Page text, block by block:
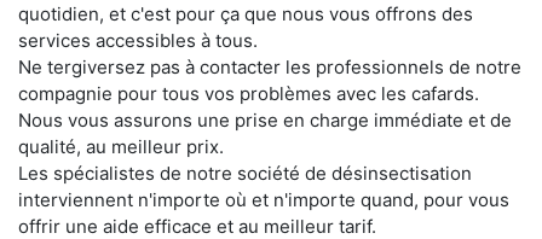
quotidien, et c'est pour ça que nous vous offrons des
services accessibles à tous.
Ne tergiversez pas à contacter les professionnels de notre
compagnie pour tous vos problèmes avec les cafards.
Nous vous assurons une prise en charge immédiate et de
qualité, au meilleur prix.
Les spécialistes de notre société de désinsectisation
interviennent n'importe où et n'importe quand, pour vous
offrir une aide efficace et au meilleur tarif.